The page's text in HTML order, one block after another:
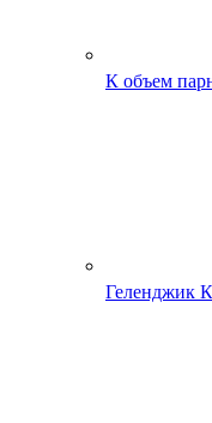
К объем
Геленджик К